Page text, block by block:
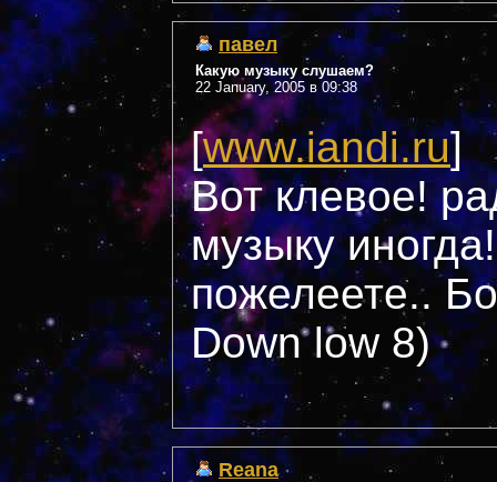
павел
Какую музыку слушаем?
22 January, 2005 в 09:38
[www.iandi.ru]
Вот клевое!
музыку
пожелеете..
Down low 8)
Reana